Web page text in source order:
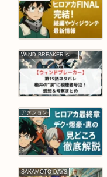
WIND BREAKER シーズン2
アクション
SAKAMOTO DAYS